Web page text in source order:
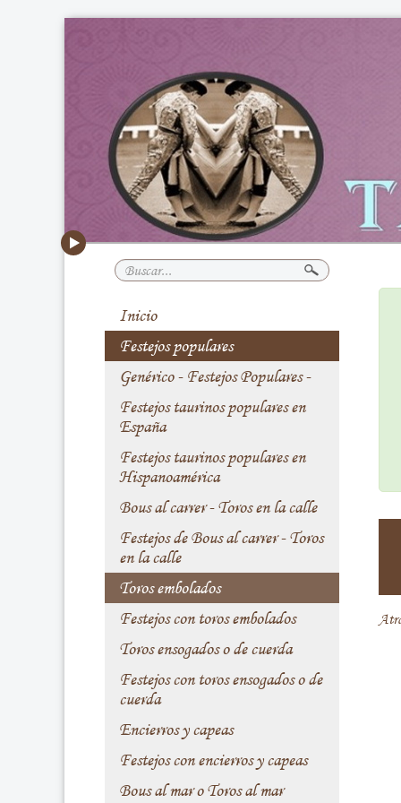
Buscar...
Inicio
Festejos populares
Genérico - Festejos Populares -
Festejos taurinos populares en
España
Festejos taurinos populares en
Hispanoamérica
Bous al carrer - Toros en la calle
Festejos de Bous al carrer - Toros
en la calle
Toros embolados
Festejos con toros embolados
Toros ensogados o de cuerda
Festejos con toros ensogados o de
cuerda
Encierros y capeas
Festejos con encierros y capeas
Bous al mar o Toros al mar